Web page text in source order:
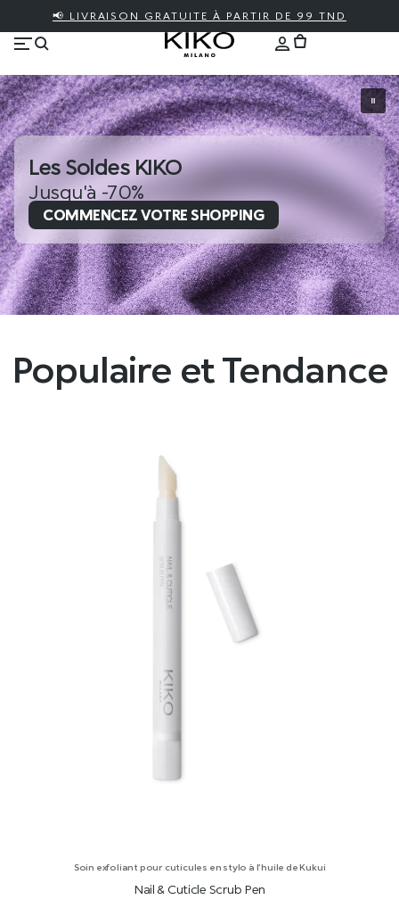
📢 LIVRAISON GRATUITE À PARTIR DE 99 TND
Les Soldes KIKO
Jusqu'à -70%
COMMENCEZ VOTRE SHOPPING
Populaire et Tendance
Soin exfoliant pour cuticules en stylo à l’huile de Kukui
Nail & Cuticle Scrub Pen